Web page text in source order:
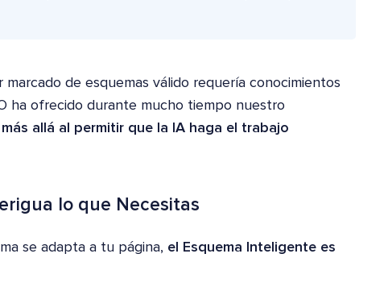
de esquemas válido requería conocimientos
ha ofrecido durante mucho tiempo nuestro
más allá al permitir que la IA haga el trabajo
lo que Necesitas
se adapta a tu página, el Esquema Inteligente es